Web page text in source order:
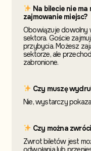
Na bilecie nie
zajmowanie miejsc?
Obowiązuje dowolny
sektora. Goście
przybycia. Możesz
sektorze, ale
zabronione.
Czy muszę
Nie, wystarczy
Czy można
Zwrot biletów jest